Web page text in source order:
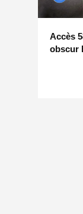
Accès
obscur